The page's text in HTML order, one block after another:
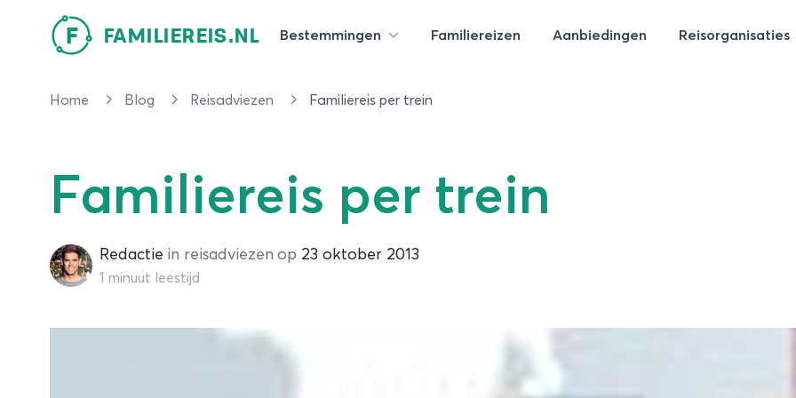
F FAMILIEREIS.NL Bestemmingen Familiereizen Aanbiedingen Reisorganisaties
Home Blog Reisadviezen Familiereis per trein
Familiereis per trein
RedactieRedactie in reisadviezen op 23 oktober 2013
1 minuut leestijd